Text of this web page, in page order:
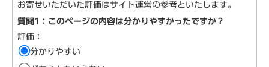
お寄せいただいた評価はサイト運営の参考といたします。
質問1：このページの内容は分かりやすかったですか？
評価：
分かりやすい